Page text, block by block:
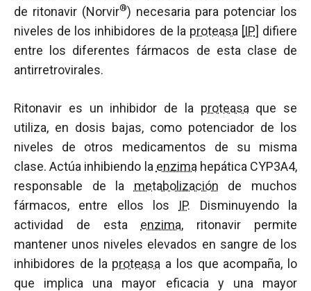
de ritonavir (Norvir®) necesaria para potenciar los
niveles de los inhibidores de la proteasa [IP] difiere
entre los diferentes fármacos de esta clase de
antirretrovirales.
Ritonavir es un inhibidor de la proteasa que se
utiliza, en dosis bajas, como potenciador de los
niveles de otros medicamentos de su misma
clase. Actúa inhibiendo la enzima hepática CYP3A4,
responsable de la metabolización de muchos
fármacos, entre ellos los IP. Disminuyendo la
actividad de esta enzima, ritonavir permite
mantener unos niveles elevados en sangre de los
inhibidores de la proteasa a los que acompaña, lo
que implica una mayor eficacia y una mayor